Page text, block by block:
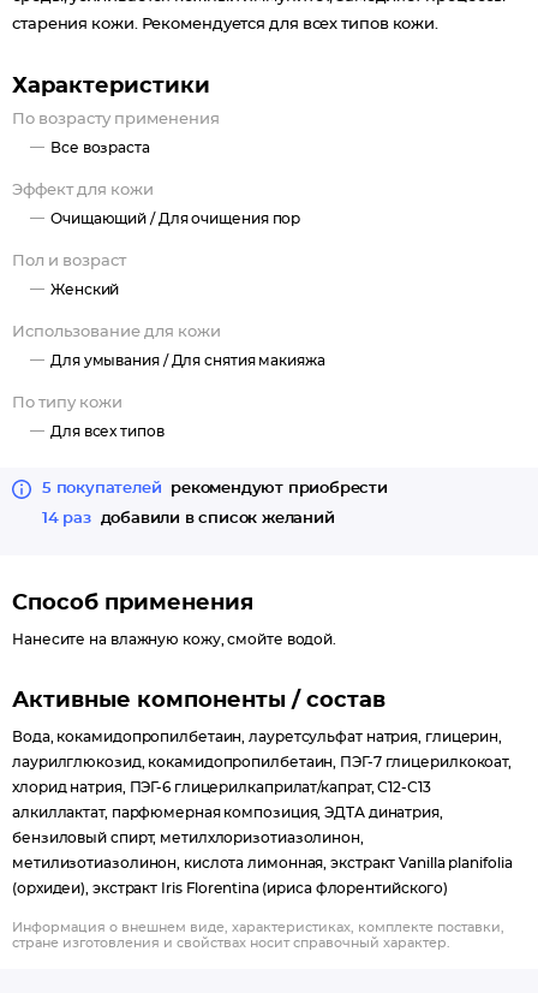
старения кожи. Рекомендуется для всех типов кожи.
Характеристики
По возрасту применения
Все возраста
Эффект для кожи
Очищающий / Для очищения пор
Пол и возраст
Женский
Использование для кожи
Для умывания / Для снятия макияжа
По типу кожи
Для всех типов
5 покупателей
рекомендуют приобрести
14 раз
добавили в список желаний
Способ применения
Нанесите на влажную кожу, смойте водой.
Активные компоненты / состав
Вода, кокамидопропилбетаин, лауретсульфат натрия, глицерин,
лаурилглюкозид, кокамидопропилбетаин, ПЭГ-7 глицерилкокоат,
хлорид натрия, ПЭГ-6 глицерилкаприлат/капрат, С12-С13
алкиллактат, парфюмерная композиция, ЭДТА динатрия,
бензиловый спирт, метилхлоризотиазолинон,
метилизотиазолинон, кислота лимонная, экстракт Vanilla planifolia
(орхидеи), экстракт Iris Florentina (ириса флорентийского)
Информация о внешнем виде, характеристиках, комплекте поставки,
стране изготовления и свойствах носит справочный характер.